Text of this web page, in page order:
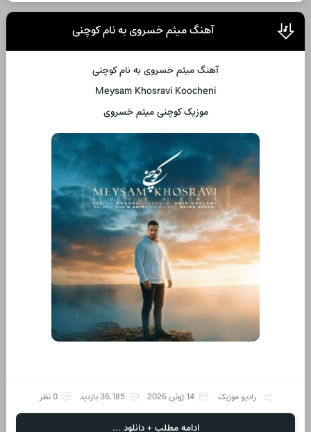
آهنگ میثم خسروی به نام کوچنی
آهنگ میثم خسروی به نام کوچنی
Meysam Khosravi Koocheni
موزیک کوچنی میثم خسروی
رادیو موزیک 14 ژوئن 2026 36,185 بازدید 0 نظر
ادامه مطلب + دانلود ...